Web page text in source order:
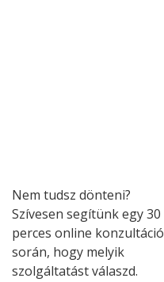
Nem tudsz dönteni?
Szívesen segítünk egy 30
perces online konzultáció
során, hogy melyik
szolgáltatást válaszd.